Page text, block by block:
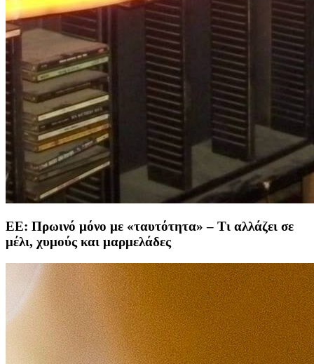
ΕΕ: Πρωινό μόνο με «ταυτότητα» – Τι αλλάζει σε
μέλι, χυμούς και μαρμελάδες